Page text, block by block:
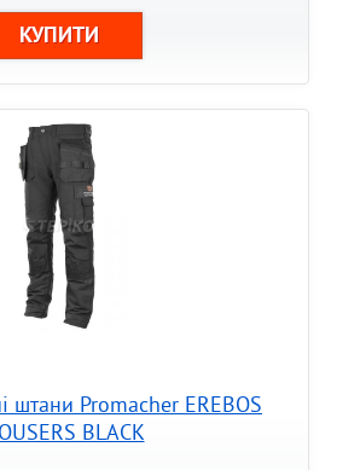
штани Promacher EREBOS
BLACK